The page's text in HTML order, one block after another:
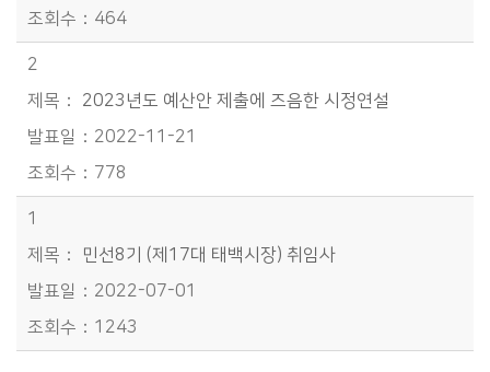
464
2
2023년도 예산안 제출에 즈음한 시정연설
2022-11-21
778
1
민선8기 (제17대 태백시장) 취임사
2022-07-01
1243